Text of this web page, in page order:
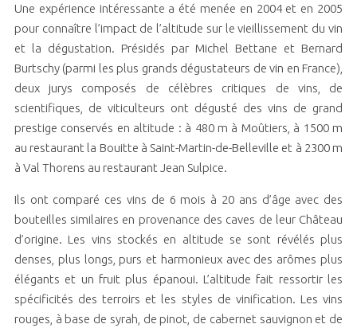
Une expérience intéressante a été menée en 2004 et en 2005
pour connaître l’impact de l’altitude sur le vieillissement du vin
et la dégustation. Présidés par Michel Bettane et Bernard
Burtschy (parmi les plus grands dégustateurs de vin en France),
deux jurys composés de célèbres critiques de vins, de
scientifiques, de viticulteurs ont dégusté des vins de grand
prestige conservés en altitude : à 480 m à Moûtiers, à 1500 m
au restaurant la Bouitte à Saint-Martin-de-Belleville et à 2300 m
à Val Thorens au restaurant Jean Sulpice.
Ils ont comparé ces vins de 6 mois à 20 ans d’âge avec des
bouteilles similaires en provenance des caves de leur Château
d’origine. Les vins stockés en altitude se sont révélés plus
denses, plus longs, purs et harmonieux avec des arômes plus
élégants et un fruit plus épanoui. L’altitude fait ressortir les
spécificités des terroirs et les styles de vinification. Les vins
rouges, à base de syrah, de pinot, de cabernet sauvignon et de